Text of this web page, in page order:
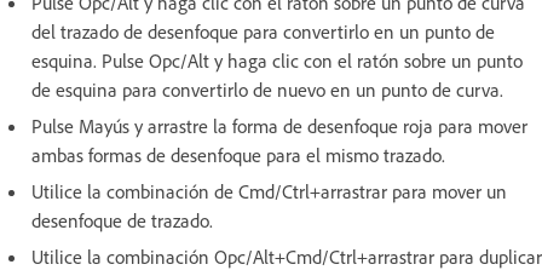
del trazado de desenfoque para convertirlo en un punto de
esquina. Pulse Opc/Alt y haga clic con el ratón sobre un punto
de esquina para convertirlo de nuevo en un punto de curva.
Pulse Mayús y arrastre la forma de desenfoque roja para mover
ambas formas de desenfoque para el mismo trazado.
Utilice la combinación de Cmd/Ctrl+arrastrar para mover un
desenfoque de trazado.
Utilice la combinación Opc/Alt+Cmd/Ctrl+arrastrar para duplicar